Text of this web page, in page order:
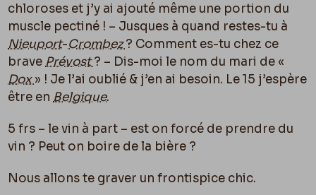
chloroses et j’y ai ajouté même une portion du
muscle pectiné ! – Jusques à quand restes-tu à
Nieuport-Crombez? Comment es-tu chez ce
brave Prévost? – Dis-moi le nom du mari de «
Dox» ! Je l’ai oublié & j’en ai besoin. Le 15 j’espère
être en Belgique.
5 frs – le vin à part – est on forcé de prendre du
vin ? Peut on boire de la bière ?
Nous allons te graver un frontispice chic.